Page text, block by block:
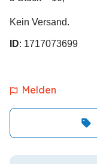
Kein Versand.
ID: 1717073699
Melden